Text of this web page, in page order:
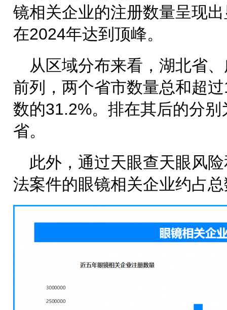
镜相关企业的注册数量呈现
在2024年达到顶峰。
从区域分布来看，湖北省
前列，两个省市数量总和超
数的31.2%。排在其后的分
省。
此外，通过天眼查天眼风
法案件的眼镜相关企业约占